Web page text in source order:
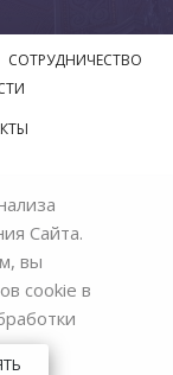
СОТРУДНИЧЕСТВО
Сайта.
вы
cookie в